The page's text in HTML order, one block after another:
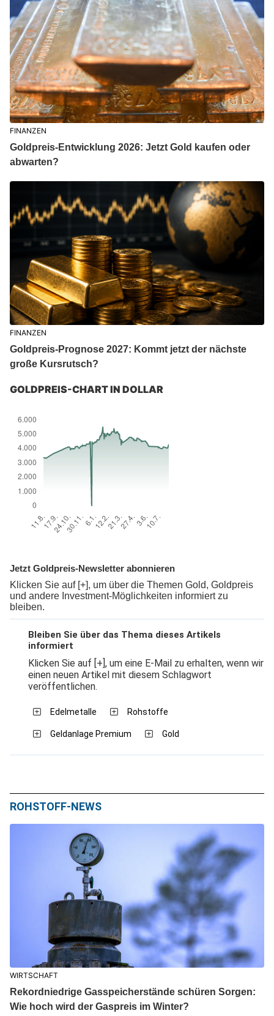
FINANZEN
Goldpreis-Entwicklung 2026: Jetzt Gold kaufen oder
abwarten?
FINANZEN
Goldpreis-Prognose 2027: Kommt jetzt der nächste
große Kursrutsch?
GOLDPREIS-CHART IN DOLLAR
Jetzt Goldpreis-Newsletter abonnieren
Klicken Sie auf [+], um über die Themen Gold, Goldpreis
und andere Investment-Möglichkeiten informiert zu
bleiben.
Bleiben Sie über das Thema dieses Artikels
informiert
Klicken Sie auf [+], um eine E-Mail zu erhalten, wenn wir
einen neuen Artikel mit diesem Schlagwort
veröffentlichen.
Edelmetalle Rohstoffe
Geldanlage Premium Gold
ROHSTOFF-NEWS
WIRTSCHAFT
Rekordniedrige Gasspeicherstände schüren Sorgen:
Wie hoch wird der Gaspreis im Winter?